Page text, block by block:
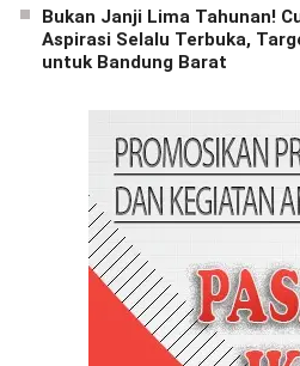
Bukan Janji Lima Tahunan!
Aspirasi Selalu Terbuka,
untuk Bandung Barat